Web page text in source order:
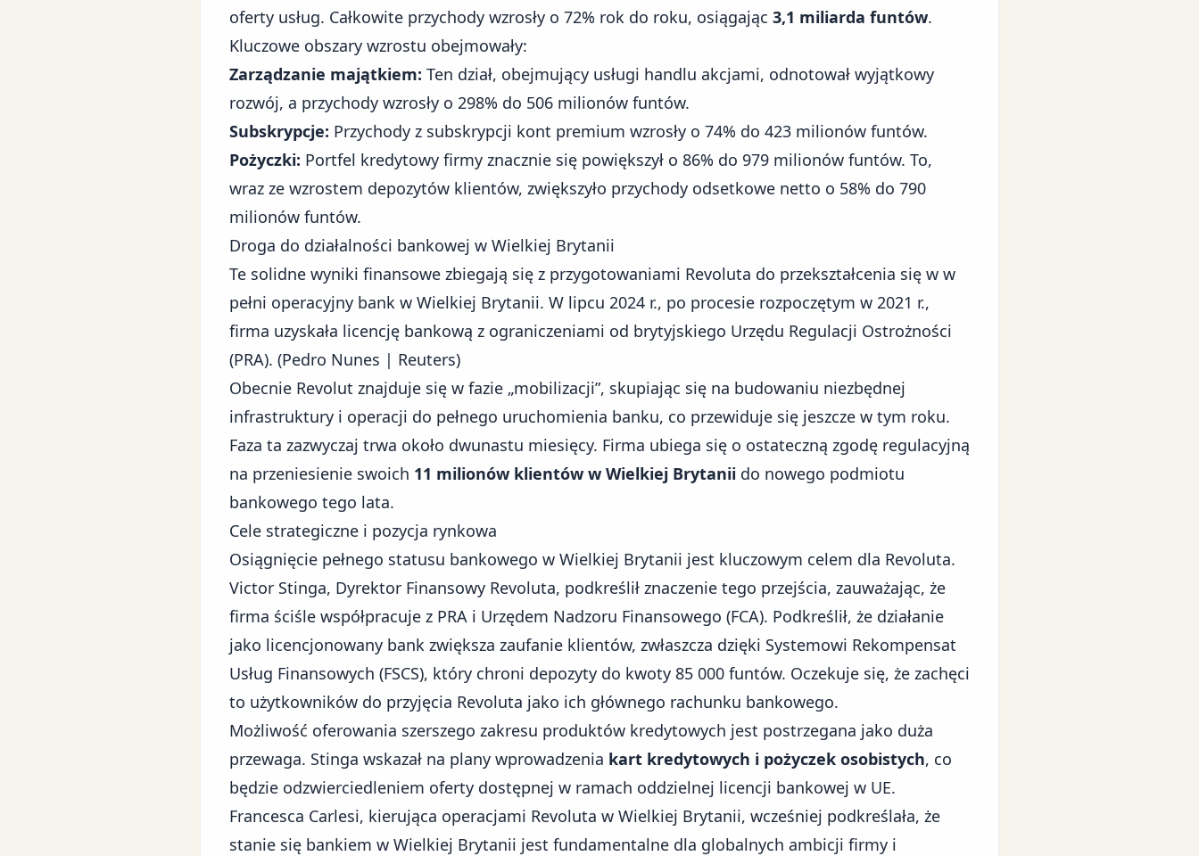
oferty usług. Całkowite przychody wzrosły o 72% rok do roku, osiągając 3,1 miliarda funtów.
Kluczowe obszary wzrostu obejmowały:
Zarządzanie majątkiem: Ten dział, obejmujący usługi handlu akcjami, odnotował wyjątkowy
rozwój, a przychody wzrosły o 298% do 506 milionów funtów.
Subskrypcje: Przychody z subskrypcji kont premium wzrosły o 74% do 423 milionów funtów.
Pożyczki: Portfel kredytowy firmy znacznie się powiększył o 86% do 979 milionów funtów. To,
wraz ze wzrostem depozytów klientów, zwiększyło przychody odsetkowe netto o 58% do 790
milionów funtów.
Droga do działalności bankowej w Wielkiej Brytanii
Te solidne wyniki finansowe zbiegają się z przygotowaniami Revoluta do przekształcenia się w w
pełni operacyjny bank w Wielkiej Brytanii. W lipcu 2024 r., po procesie rozpoczętym w 2021 r.,
firma uzyskała licencję bankową z ograniczeniami od brytyjskiego Urzędu Regulacji Ostrożności
(PRA). (Pedro Nunes | Reuters)
Obecnie Revolut znajduje się w fazie „mobilizacji”, skupiając się na budowaniu niezbędnej
infrastruktury i operacji do pełnego uruchomienia banku, co przewiduje się jeszcze w tym roku.
Faza ta zazwyczaj trwa około dwunastu miesięcy. Firma ubiega się o ostateczną zgodę regulacyjną
na przeniesienie swoich 11 milionów klientów w Wielkiej Brytanii do nowego podmiotu
bankowego tego lata.
Cele strategiczne i pozycja rynkowa
Osiągnięcie pełnego statusu bankowego w Wielkiej Brytanii jest kluczowym celem dla Revoluta.
Victor Stinga, Dyrektor Finansowy Revoluta, podkreślił znaczenie tego przejścia, zauważając, że
firma ściśle współpracuje z PRA i Urzędem Nadzoru Finansowego (FCA). Podkreślił, że działanie
jako licencjonowany bank zwiększa zaufanie klientów, zwłaszcza dzięki Systemowi Rekompensat
Usług Finansowych (FSCS), który chroni depozyty do kwoty 85 000 funtów. Oczekuje się, że zachęci
to użytkowników do przyjęcia Revoluta jako ich głównego rachunku bankowego.
Możliwość oferowania szerszego zakresu produktów kredytowych jest postrzegana jako duża
przewaga. Stinga wskazał na plany wprowadzenia kart kredytowych i pożyczek osobistych, co
będzie odzwierciedleniem oferty dostępnej w ramach oddzielnej licencji bankowej w UE.
Francesca Carlesi, kierująca operacjami Revoluta w Wielkiej Brytanii, wcześniej podkreślała, że
stanie się bankiem w Wielkiej Brytanii jest fundamentalne dla globalnych ambicji firmy i